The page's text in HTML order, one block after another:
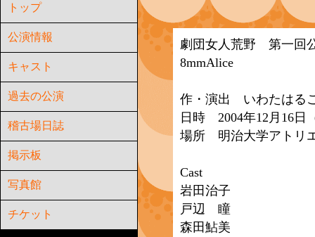
トップ
公演情報
キャスト
過去の公演
稽古場日誌
掲示板
写真館
チケット
劇団女人荒野 第一回
8mmAlice
作・演出 いわたはる
日時 2004年12月16日
場所 明治大学アトリ
Cast
岩田治子
戸辺 瞳
森田鮎美